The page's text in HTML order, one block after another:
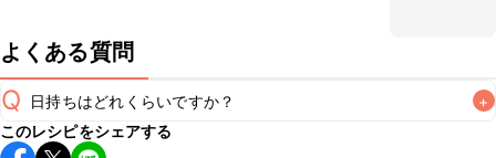
よくある質問
Q 日持ちはどれくらいですか？ +
保存期間は常温で翌日中が目安です。なるべくお早めにお召
このレシピをシェアする